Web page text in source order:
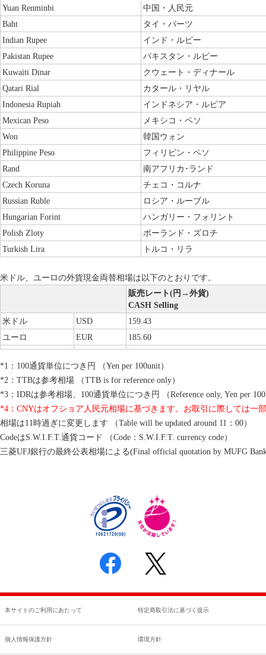
Yuan Renminbi
中国・人民元
Baht
タイ・バーツ
Indian Rupee
インド・ルピー
Pakistan Rupee
パキスタン・ルピー
Kuwaiti Dinar
クウェート・ディナール
Qatari Rial
カタール・リヤル
Indonesia Rupiah
インドネシア・ルピア
Mexican Peso
メキシコ・ペソ
Won
韓国ウォン
Philippine Peso
フィリピン・ペソ
Rand
南アフリカ･ランド
Czech Koruna
チェコ・コルナ
Russian Ruble
ロシア・ルーブル
Hungarian Forint
ハンガリー・フォリント
Polish Zloty
ポーランド・ズロチ
Turkish Lira
トルコ・リラ
米ドル、ユーロの外貨現金両替相場は以下のとおりです。
販売レート(円→外貨)
CASH Selling
米ドル
USD
159.43
ユーロ
EUR 185.60
*1：100通貨単位につき円 （Yen per 100unit）
*2：TTBは参考相場 （TTB is for reference only）
*3：IDRは参考相場、100通貨単位につき円 （Reference only, Yen per
*4：CNYはオフショア人民元相場に基づきます。お取引に際しては一
相場は11時過ぎに変更します （Table will be updated around 11：00）
CodeはS.W.I.F.T.通貨コード （Code：S.W.I.F.T. currency code）
三菱UFJ銀行の最終公表相場による(Final official quotation by MUFG
本サイトのご利用にあたって 特定商取引法に基づく提示
個人情報保護方針 環境方針